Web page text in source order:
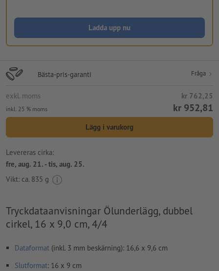
Ladda upp nu
Bästa-pris-garanti Fråga
exkl. moms kr 762,25
inkl. 25 % moms kr 952,81
Lägg i varukorg
Levereras cirka:
fre, aug. 21. - tis, aug. 25.
Vikt: ca. 835 g
Tryckdataanvisningar Ölunderlägg, dubbel
cirkel, 16 x 9,0 cm, 4/4
Dataformat (inkl. 3 mm beskärning): 16,6 x 9,6 cm
Slutformat: 16 x 9 cm